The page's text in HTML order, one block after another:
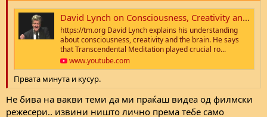
David Lynch on Consciousness, Creativity and the Brain (Transcendental Meditation)
https://tm.org David Lynch explains his understanding
about consciousness, creativity and the brain. He says
that Transcendental Meditation played crucial ro...
www.youtube.com
Првата минута и кусур.
Не бива на вакви теми да ми праќаш видеа од филмски
режесери.. извини ништо лично према тебе само